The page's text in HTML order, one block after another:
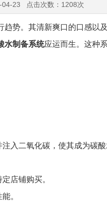
04-23 点击次数：1208次
。其清新爽口的口感以
水制备系统应运而生。这种
二氧化碳，使其成为碳酸
店铺购买。
。